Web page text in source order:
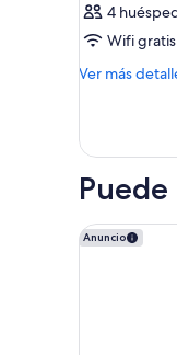
4
Wifi gratis
Ver más
Más
Anuncio
ibis budget